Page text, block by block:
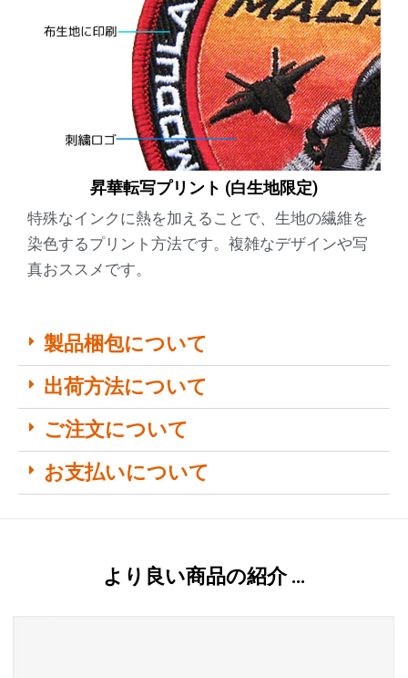
昇華転写プリント (白生地限定)
特殊なインクに熱を加えることで、生地の繊維を
染色するプリント方法です。複雑なデザインや写
真おススメです。
製品梱包について
出荷方法について
ご注文について
お支払いについて
より良い商品の紹介 …